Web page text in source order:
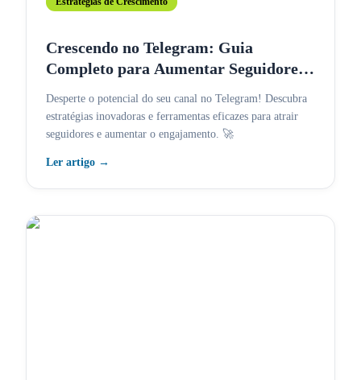
Crescendo no Telegram: Guia
Completo para Aumentar Seguidores
Desperte o potencial do seu canal no Telegram! Descubra
estratégias inovadoras e ferramentas eficazes para atrair
seguidores e aumentar o engajamento. 🚀
Ler artigo →